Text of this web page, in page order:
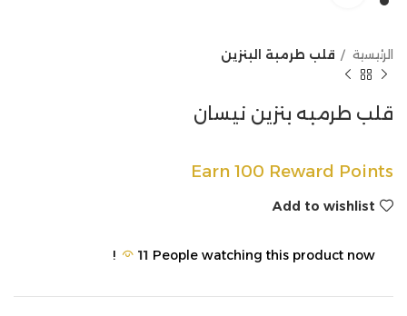
الرئيسية قلب طرمبة البنزين
قلب طرمبه بنزين نيسان
Earn 100 Reward Points
Add to wishlist
11 People watching this product now!